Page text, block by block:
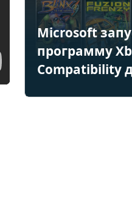
Microsoft
программу
Compatibility